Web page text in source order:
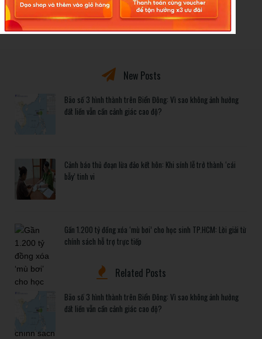
New Posts
Bão số 3 hình thành trên Biển Đông: Vì sao không ảnh hưởng
đất liền vẫn cần cảnh giác cao độ?
Cảnh báo thủ đoạn lừa đảo kết hôn: Khi sính lễ trở thành ‘cái
bẫy’ tinh vi
Gần 1.200 tỷ đồng xóa ‘mù bơi’ cho học sinh TP.HCM: Lời giải từ
chính sách hỗ trợ trực tiếp
Related Posts
Bão số 3 hình thành trên Biển Đông: Vì sao không ảnh hưởng
đất liền vẫn cần cảnh giác cao độ?